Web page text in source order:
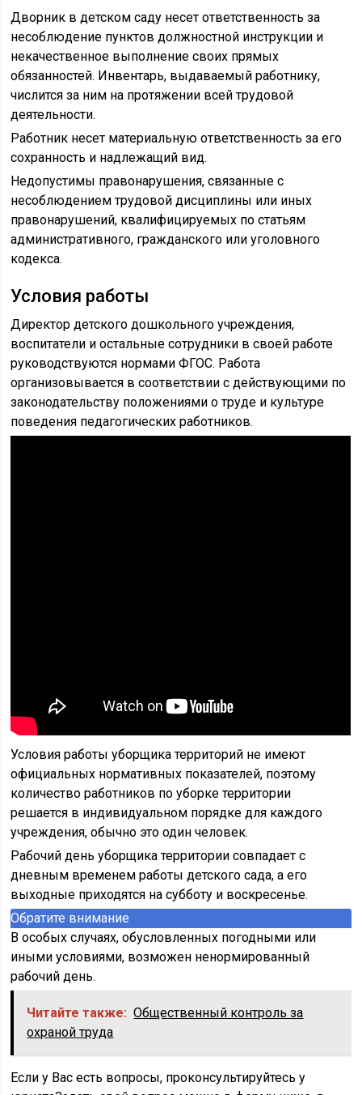
Дворник в детском саду несет ответственность за
несоблюдение пунктов должностной инструкции и
некачественное выполнение своих прямых
обязанностей. Инвентарь, выдаваемый работнику,
числится за ним на протяжении всей трудовой
деятельности.
Работник несет материальную ответственность за его
сохранность и надлежащий вид.
Недопустимы правонарушения, связанные с
несоблюдением трудовой дисциплины или иных
правонарушений, квалифицируемых по статьям
административного, гражданского или уголовного
кодекса.
Условия работы
Директор детского дошкольного учреждения,
воспитатели и остальные сотрудники в своей работе
руководствуются нормами ФГОС. Работа
организовывается в соответствии с действующими по
законодательству положениями о труде и культуре
поведения педагогических работников.
Условия работы уборщика территорий не имеют
официальных нормативных показателей, поэтому
количество работников по уборке территории
решается в индивидуальном порядке для каждого
учреждения, обычно это один человек.
Рабочий день уборщика территории совпадает с
дневным временем работы детского сада, а его
выходные приходятся на субботу и воскресенье.
Обратите внимание
В особых случаях, обусловленных погодными или
иными условиями, возможен ненормированный
рабочий день.
Читайте также: Общественный контроль за
охраной труда
Если у Вас есть вопросы, проконсультируйтесь у